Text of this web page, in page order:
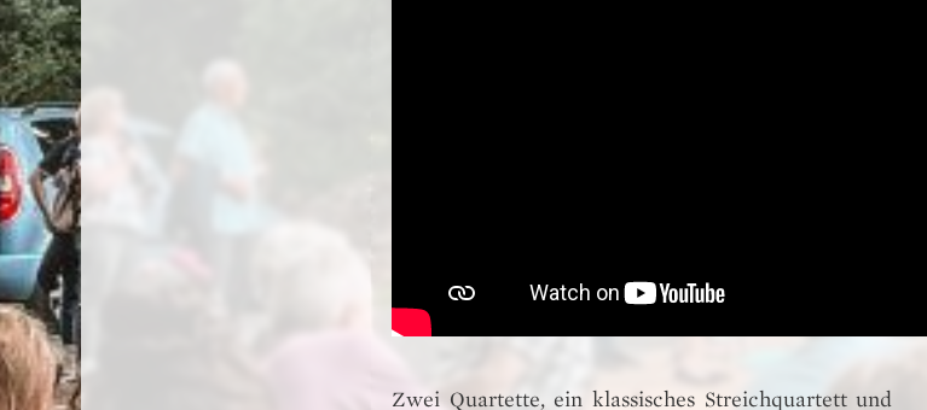
Zwei Quartette, ein klassisches Streichquartett und